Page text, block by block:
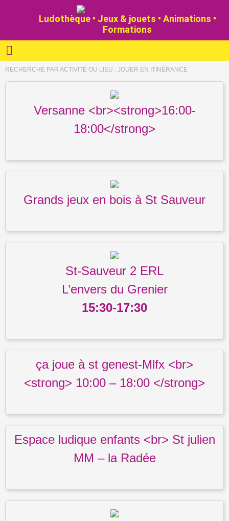
Ludothèque • Jeux & jouets • Animations •
Formations
RECHERCHE PAR ACTIVITÉ OU LIEU : JOUER EN ITINÉRANCE
Versanne <br><strong>16:00-
18:00</strong>
Grands jeux en bois à St Sauveur
St-Sauveur 2 ERL
L’envers du Grenier
15:30-17:30
ça joue à st genest-Mlfx <br>
<strong> 10:00 – 18:00 </strong>
Espace ludique enfants <br> St julien
MM – la Radée